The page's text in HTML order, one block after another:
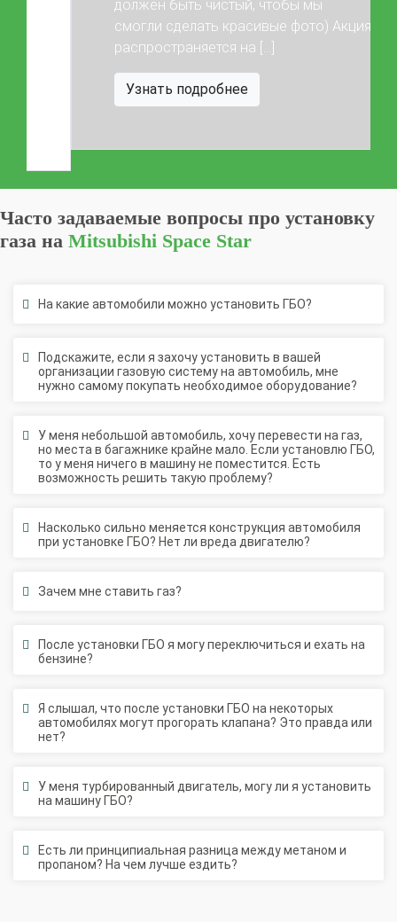
Штрафы в 2026 году
Документы для регистрации
должен быть чистый, чтобы мы
смогли сделать красивые фото) Акция
распространяется на […]
Узнать подробнее
газа наMitsubishi Space Star
организации газовую систему на автомобиль, мне
нужно самому покупать необходимое оборудование?
но места в багажнике крайне мало. Если установлю ГБО,
то у меня ничего в машину не поместится. Есть
возможность решить такую проблему?
при установке ГБО? Нет ли вреда двигателю?
бензине?
автомобилях могут прогорать клапана? Это правда или
нет?
на машину ГБО?
пропаном? На чем лучше ездить?